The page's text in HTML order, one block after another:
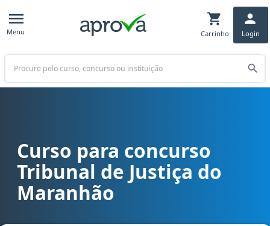
Menu Carrinho Login
Buscar
Curso para concurso TJ MA - Tribunal de Justiça do Maranhão
Curso para concurso
Tribunal de Justiça do
Maranhão